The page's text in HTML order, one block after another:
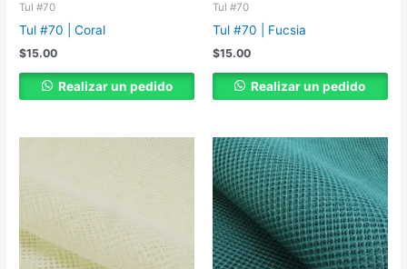
Tul #70
Tul #70 | Coral
$15.00
Realizar un pedido
Tul #70
Tul #70 | Fucsia
$15.00
Realizar un pedido